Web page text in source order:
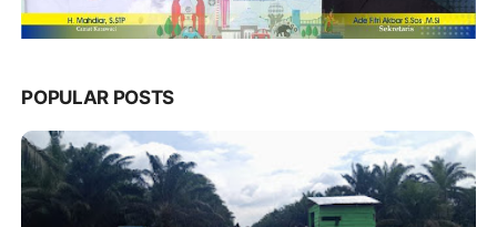
POPULAR POSTS